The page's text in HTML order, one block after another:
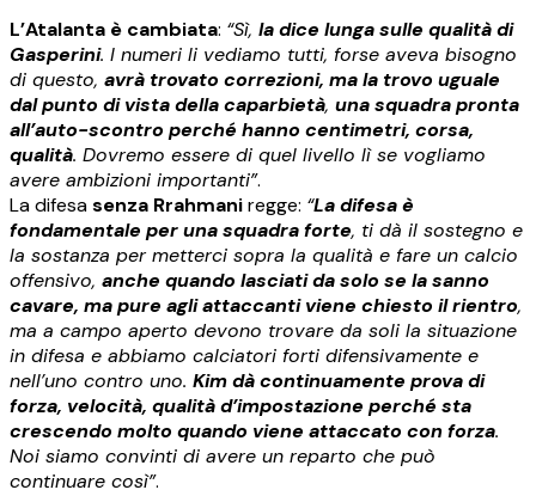
L’Atalanta è cambiata: “Sì, la dice lunga sulle qualità di
Gasperini. I numeri li vediamo tutti, forse aveva bisogno
di questo, avrà trovato correzioni, ma la trovo uguale
dal punto di vista della caparbietà, una squadra pronta
all’auto-scontro perché hanno centimetri, corsa,
qualità. Dovremo essere di quel livello lì se vogliamo
avere ambizioni importanti”.
La difesasenza Rrahmaniregge: “La difesa è
fondamentale per una squadra forte, ti dà il sostegno e
la sostanza per metterci sopra la qualità e fare un calcio
offensivo, anche quando lasciati da solo se la sanno
cavare, ma pure agli attaccanti viene chiesto il rientro,
ma a campo aperto devono trovare da soli la situazione
in difesa e abbiamo calciatori forti difensivamente e
nell’uno contro uno. Kim dà continuamente prova di
forza, velocità, qualità d’impostazione perché sta
crescendo molto quando viene attaccato con forza.
Noi siamo convinti di avere un reparto che può
continuare così”.